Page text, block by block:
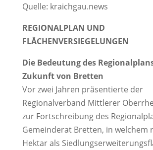
Quelle: kraichgau.news
REGIONALPLAN UND
FLÄCHENVERSIEGELUNGEN
Die Bedeutung des
Zukunft von Bretten
Vor zwei Jahren präsentierte der
Regionalverband Mittlerer
zur Fortschreibung des
Gemeinderat Bretten, in welchem
Hektar als